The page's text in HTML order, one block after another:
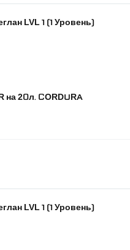
LVL 1 (1 Уровень)
на 20л. CORDURA
LVL 1 (1 Уровень)